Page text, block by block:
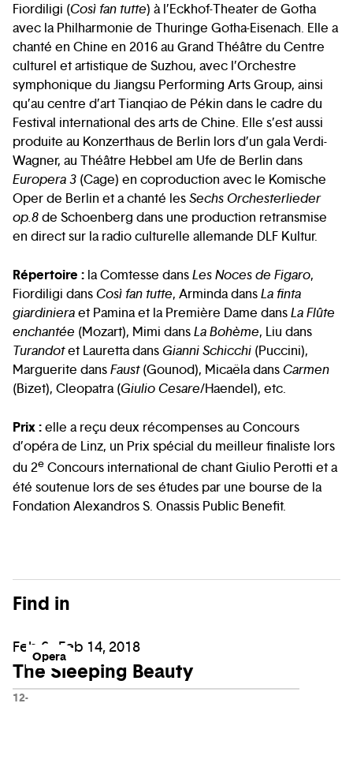
Fiordiligi (Così fan tutte) à l’Eckhof-Theater de Gotha
avec la Philharmonie de Thuringe Gotha-Eisenach. Elle a
chanté en Chine en 2016 au Grand Théâtre du Centre
culturel et artistique de Suzhou, avec l’Orchestre
symphonique du Jiangsu Performing Arts Group, ainsi
qu’au centre d’art Tianqiao de Pékin dans le cadre du
Festival international des arts de Chine. Elle s’est aussi
produite au Konzerthaus de Berlin lors d’un gala Verdi-
Wagner, au Théâtre Hebbel am Ufe de Berlin dans
Europera 3 (Cage) en coproduction avec le Komische
Oper de Berlin et a chanté lesSechs Orchesterlieder
op.8de Schoenberg dans une production retransmise
en direct sur la radio culturelle allemande DLF Kultur.
Répertoire : la Comtesse dansLes Noces de Figaro,
Fiordiligi dansCosì fan tutte, Arminda dansLa finta
giardinieraet Pamina et la Première Dame dansLa Flûte
enchantée (Mozart), Mimi dansLa Bohème, Liu dans
Turandotet Lauretta dansGianni Schicchi (Puccini),
Marguerite dansFaust(Gounod), Micaëla dansCarmen
(Bizet), Cleopatra (Giulio Cesare/Haendel), etc.
Prix :elle a reçu deux récompenses au Concours
d’opéra de Linz, un Prix spécial du meilleur finaliste lors
du 2e Concours international de chant Giulio Perotti et a
été soutenue lors de ses études par une bourse de la
Fondation Alexandros S. Onassis Public Benefit.
Find in
Opera
Feb 6 - Feb 14, 2018
The Sleeping Beauty
12-